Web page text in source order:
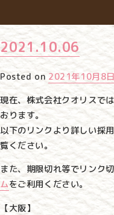
2021.10.06
Posted on 2021年10月8日
現在、株式会社クオリスで
おります。
以下のリンクより詳しい採
覧ください。
また、期限切れ等でリンク
ムをご利用ください。
【大阪】